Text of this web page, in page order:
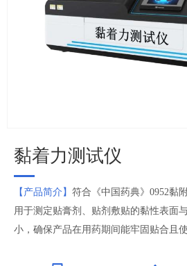
黏着力测试仪
【产品简介】 符合《中国药典》0952黏
用于测定贴膏剂、贴剂敷贴的黏性表面
小‌，确保产品在用药期间能牢固贴合且使